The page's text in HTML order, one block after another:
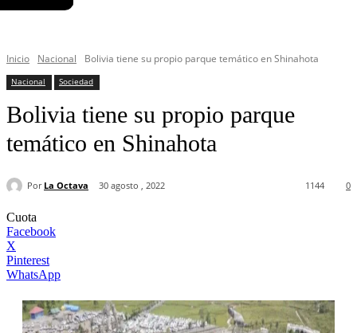
Inicio Nacional Bolivia tiene su propio parque temático en Shinahota
Nacional Sociedad
Bolivia tiene su propio parque
temático en Shinahota
Por La Octava 30 agosto , 2022 0
1144
Cuota
Facebook
X
Pinterest
WhatsApp